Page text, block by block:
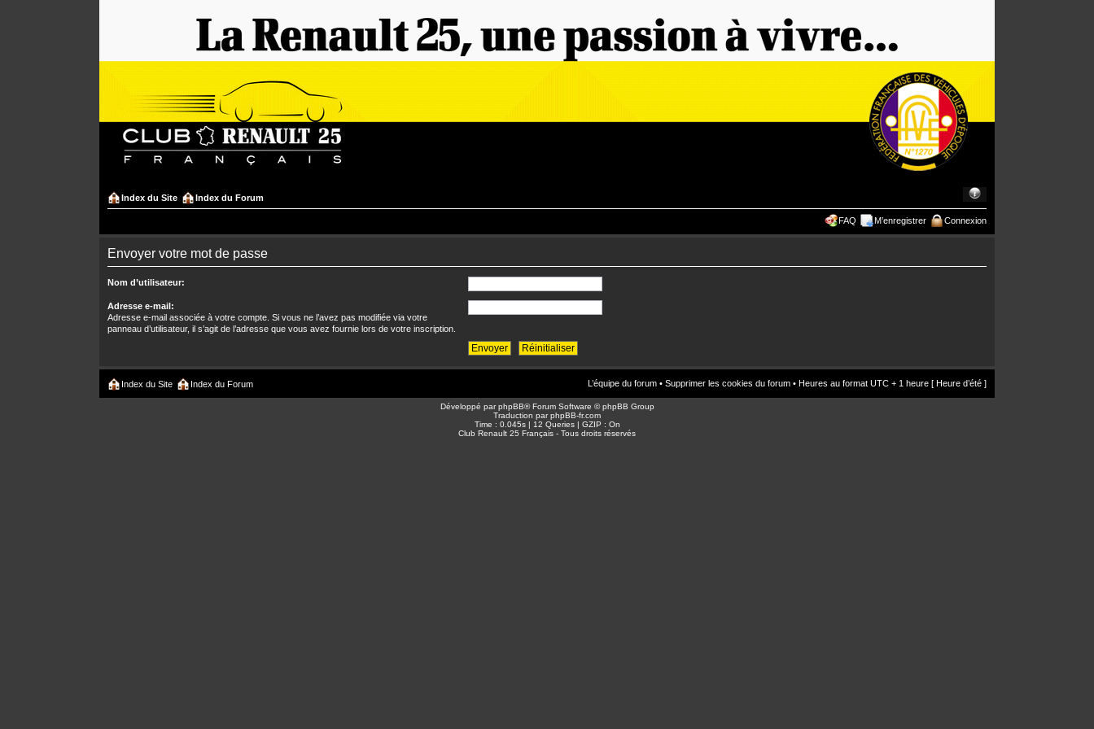
Index du Site Index du Forum
FAQ M’enregistrer Connexion
Envoyer votre mot de passe
Nom d’utilisateur:
Adresse e-mail:
Adresse e-mail associée à votre compte. Si vous ne l’avez pas modifiée via votre
panneau d’utilisateur, il s’agit de l’adresse que vous avez fournie lors de votre inscription.
Index du Site Index du Forum L’équipe du forum • Supprimer les cookies du forum • Heures au format UTC + 1 heure [ Heure d’été ]
Développé parphpBB® Forum Software © phpBB Group
Traduction parphpBB-fr.com
Time : 0.045s | 12 Queries | GZIP : On
Club Renault 25 Français - Tous droits réservés